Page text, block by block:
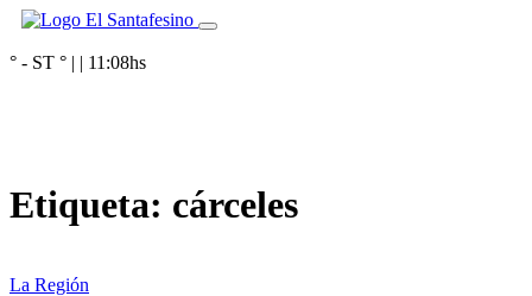
° - ST ° | | 11:08hs
Etiqueta: cárceles
La Región